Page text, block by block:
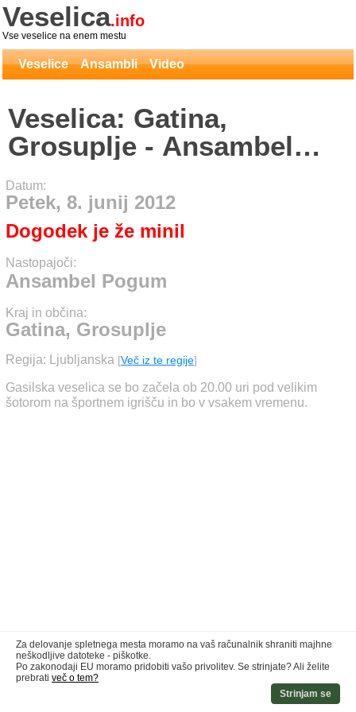
Veselica.info
Vse veselice na enem mestu
Veselice Ansambli Video
Veselica: Gatina,
Grosuplje - Ansambel
Pogum
Datum:
Petek, 8. junij 2012
Dogodek je že minil
Nastopajoči:
Ansambel Pogum
Kraj in občina:
Gatina, Grosuplje
Regija: Ljubljanska [Več iz te regije]
Gasilska veselica se bo začela ob 20.00 uri pod velikim
šotorom na športnem igrišču in bo v vsakem vremenu.
Za delovanje spletnega mesta moramo na vaš računalnik shraniti majhne
neškodljive datoteke - piškotke.
Po zakonodaji EU moramo pridobiti vašo privolitev. Se strinjate? Ali želite
prebrati več o tem?
Strinjam se